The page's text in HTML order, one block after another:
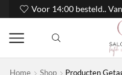
Voor 14:00 besteld..
Home Shop Producten